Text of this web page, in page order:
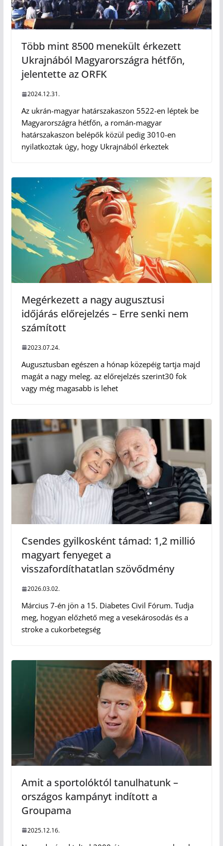
Több mint 8500 menekült érkezett
Ukrajnából Magyarországra hétfőn,
jelentette az ORFK
2024.12.31.
Az ukrán-magyar határszakaszon 5522-en léptek be
Magyarországra hétfőn, a román-magyar
határszakaszon belépők közül pedig 3010-en
nyilatkoztak úgy, hogy Ukrajnából érkeztek
Megérkezett a nagy augusztusi
időjárás előrejelzés – Erre senki nem
számított
2023.07.24.
Augusztusban egészen a hónap közepéig tartja majd
magát a nagy meleg. az előrejelzés szerint30 fok
vagy még magasabb is lehet
Csendes gyilkosként támad: 1,2 millió
magyart fenyeget a
visszafordíthatatlan szövődmény
2026.03.02.
Március 7-én jön a 15. Diabetes Civil Fórum. Tudja
meg, hogyan előzhető meg a vesekárosodás és a
stroke a cukorbetegség
Amit a sportolóktól tanulhatunk –
országos kampányt indított a
Groupama
2025.12.16.